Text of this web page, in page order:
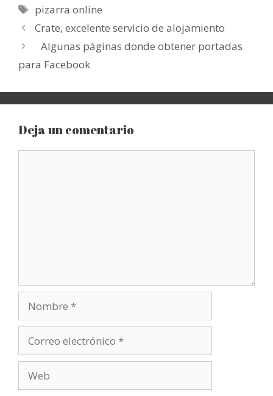
Etiquetas
pizarra online
Crate, excelente servicio de alojamiento
Algunas páginas donde obtener portadas
para Facebook
Deja un comentario
electrónico